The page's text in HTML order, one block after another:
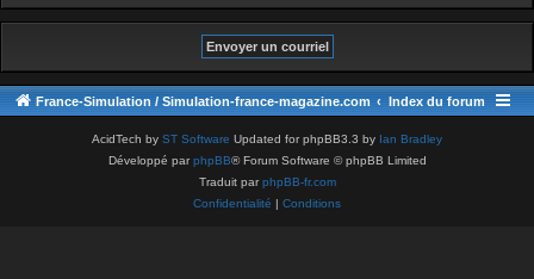
France-Simulation / Simulation-france-magazine.com Index du forum
AcidTech by ST Software Updated for phpBB3.3 by Ian Bradley
Développé parphpBB® Forum Software © phpBB Limited
Traduit parphpBB-fr.com
Confidentialité | Conditions